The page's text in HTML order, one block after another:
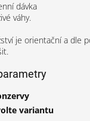
dávka
váhy.
je orientační a dle
variantu